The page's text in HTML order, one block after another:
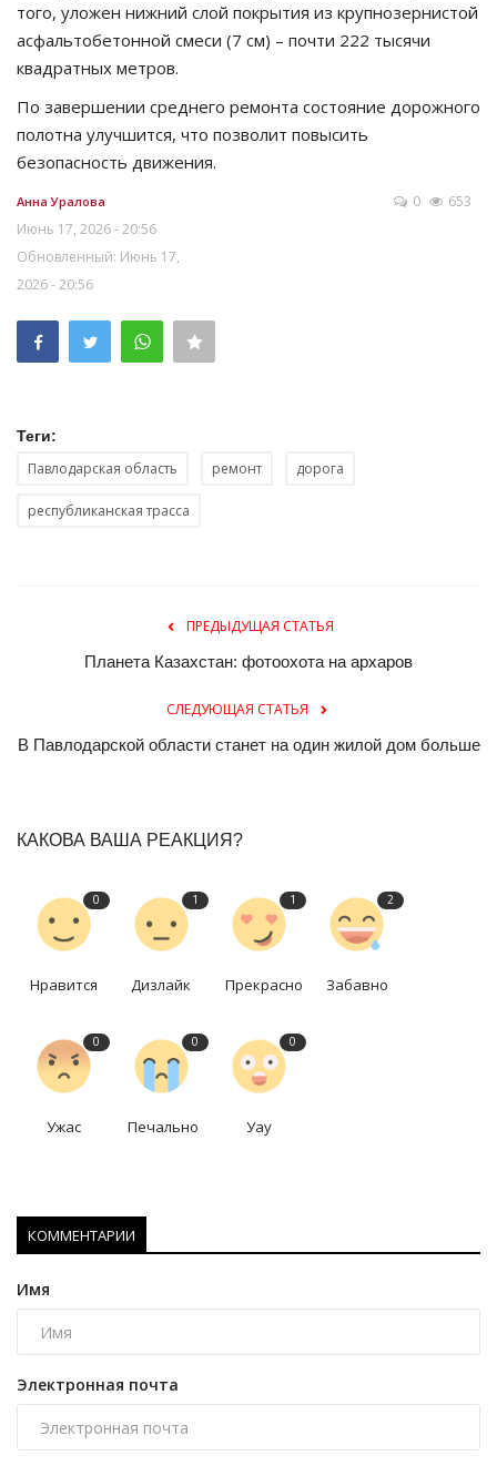
того, уложен нижний слой покрытия из крупнозернистой
асфальтобетонной смеси (7 см) – почти 222 тысячи
квадратных метров.
По завершении среднего ремонта состояние дорожного
полотна улучшится, что позволит повысить
безопасность движения.
Анна Уралова
Июнь 17, 2026 - 20:56
Обновленный: Июнь 17,
2026 - 20:56
0 653
Теги:
Павлодарская область ремонт дорога
республиканская трасса
ПРЕДЫДУЩАЯ СТАТЬЯ
Планета Казахстан: фотоохота на архаров
СЛЕДУЮЩАЯ СТАТЬЯ
В Павлодарской области станет на один жилой дом больше
КАКОВА ВАША РЕАКЦИЯ?
0
Нравится
1
Дизлайк
1
Прекрасно
2
Забавно
0
Ужас
0
Печально
0
Уау
КОММЕНТАРИИ
Имя
Электронная почта